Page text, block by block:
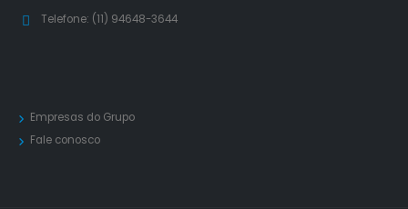
Telefone: (11) 94648-3644
Empresas do Grupo
Fale conosco